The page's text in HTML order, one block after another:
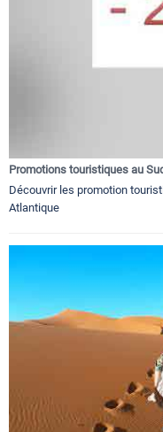
Promotions touristiques au
Découvrir les promotion
Atlantique